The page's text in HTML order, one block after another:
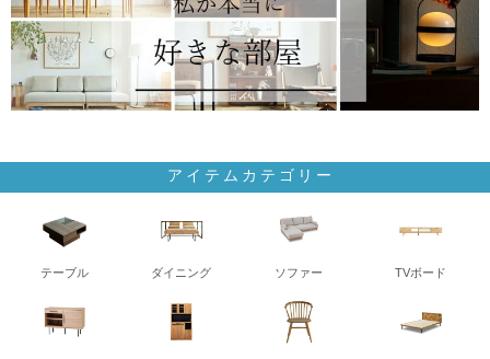
アイテムカテゴリー
テーブル ダイニング ソファー TVボード